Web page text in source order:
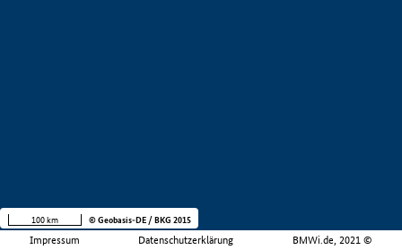
Impressum Datenschutzerklärung BMWi.de, 2021 ©
100 km © Geobasis-DE / BKG 2015